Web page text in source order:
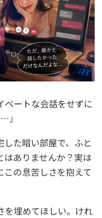
ベートな会話をせずに
」
た暗い部屋で、ふと
ありませんか？実は
の息苦しさを抱えて
を埋めてほしい。けれ